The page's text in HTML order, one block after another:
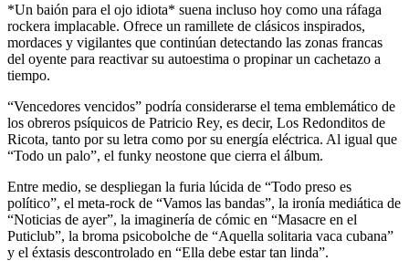
*Un baión para el ojo idiota* suena incluso hoy como una ráfaga
rockera implacable. Ofrece un ramillete de clásicos inspirados,
mordaces y vigilantes que continúan detectando las zonas francas
del oyente para reactivar su autoestima o propinar un cachetazo a
tiempo.
“Vencedores vencidos” podría considerarse el tema emblemático de
los obreros psíquicos de Patricio Rey, es decir, Los Redonditos de
Ricota, tanto por su letra como por su energía eléctrica. Al igual que
“Todo un palo”, el funky neostone que cierra el álbum.
Entre medio, se despliegan la furia lúcida de “Todo preso es
político”, el meta-rock de “Vamos las bandas”, la ironía mediática de
“Noticias de ayer”, la imaginería de cómic en “Masacre en el
Puticlub”, la broma psicobolche de “Aquella solitaria vaca cubana”
y el éxtasis descontrolado en “Ella debe estar tan linda”.